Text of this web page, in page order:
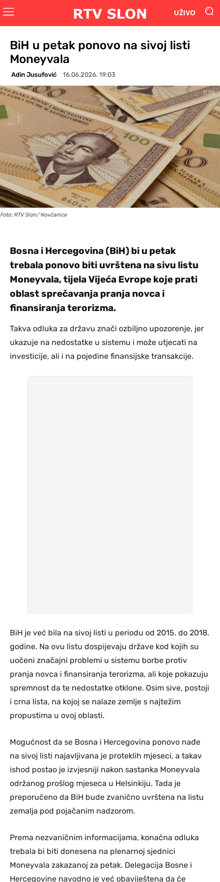
UŽIVO
BiH u petak ponovo na sivoj listi
Moneyvala
Adin Jusufović 16.06.2026. 19:03
Foto: RTV Slon/ Novčanice
Bosna i Hercegovina (BiH) bi u petak
trebala ponovo biti uvrštena na sivu listu
Moneyvala, tijela Vijeća Evrope koje prati
oblast sprečavanja pranja novca i
finansiranja terorizma.
Takva odluka za državu znači ozbiljno upozorenje, jer
ukazuje na nedostatke u sistemu i može utjecati na
investicije, ali i na pojedine finansijske transakcije.
BiH je već bila na sivoj listi u periodu od 2015. do 2018.
godine. Na ovu listu dospijevaju države kod kojih su
uočeni značajni problemi u sistemu borbe protiv
pranja novca i finansiranja terorizma, ali koje pokazuju
spremnost da te nedostatke otklone. Osim sive, postoji
i crna lista, na kojoj se nalaze zemlje s najtežim
propustima u ovoj oblasti.
Mogućnost da se Bosna i Hercegovina ponovo nađe
na sivoj listi najavljivana je proteklih mjeseci, a takav
ishod postao je izvjesniji nakon sastanka Moneyvala
održanog prošlog mjeseca u Helsinkiju. Tada je
preporučeno da BiH bude zvanično uvrštena na listu
zemalja pod pojačanim nadzorom.
Prema nezvaničnim informacijama, konačna odluka
trebala bi biti donesena na plenarnoj sjednici
Moneyvala zakazanoj za petak. Delegacija Bosne i
Hercegovine navodno je već obaviještena da će